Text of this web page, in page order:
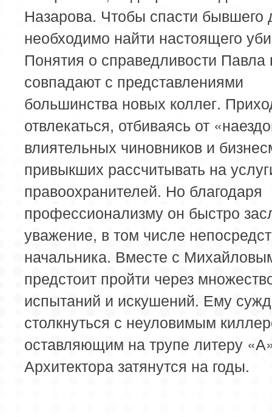
Назарова. Чтобы спасти бывшего
необходимо найти настоящего
Понятия о справедливости Павла
совпадают с представлениями
большинства новых коллег.
отвлекаться, отбиваясь от
влиятельных чиновников и
привыкших рассчитывать на
правоохранителей. Но благодаря
профессионализму он быстро
уважение, в том числе
начальника. Вместе с
предстоит пройти через
испытаний и искушений. Ему
столкнуться с неуловимым
оставляющим на трупе литеру
Архитектора затянутся на годы.